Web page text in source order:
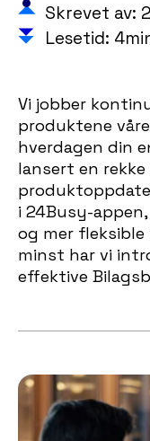
Skrevet av:
Lesetid:
Vi jobber
produktene
hverdagen din
lansert en rekke
i 24Busy-
og mer fleksible
minst har vi
effektive